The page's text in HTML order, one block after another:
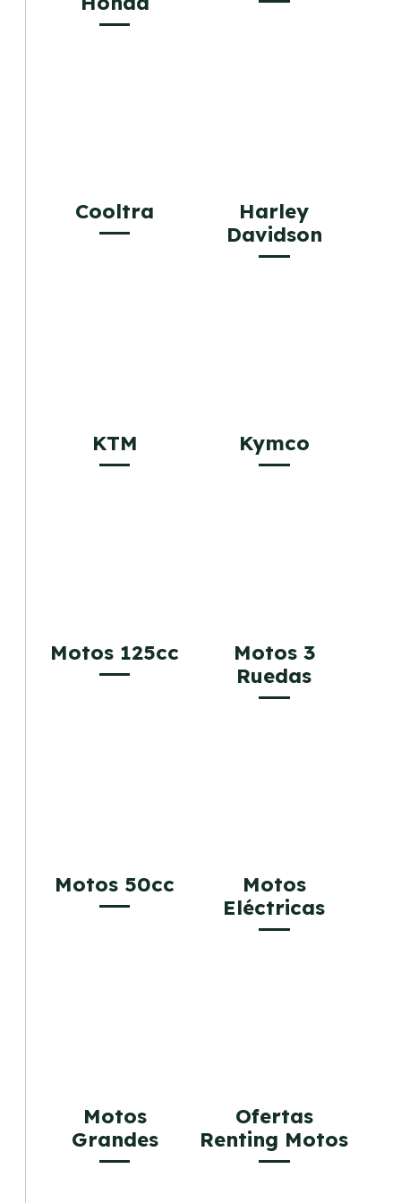
Cooltra
Harley
Davidson
KTM Kymco
Motos 125cc
Motos 3
Ruedas
Motos 50cc
Motos
Eléctricas
Motos
Grandes
Ofertas
Renting Motos